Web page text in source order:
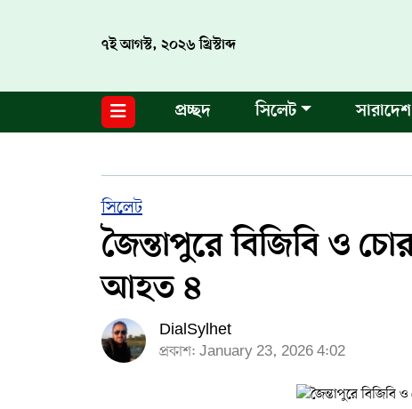
৭ই আগস্ট, ২০২৬ খ্রিস্টাব্দ
প্রচ্ছদ সিলেট সারাদেশ
সিলেট
জৈন্তাপুরে বিজিবি ও
আহত ৪
DialSylhet
প্রকাশ: January 23, 2026 4:02
TERMS & CONDITIONS
EDITOR & PUBLISHER : SOHEL AHMED
ডায়ালসিলেট যাত্রা